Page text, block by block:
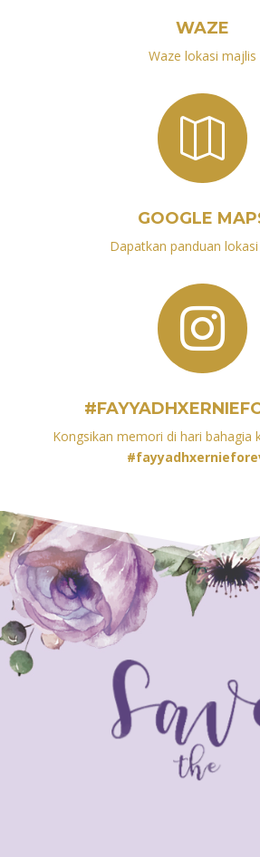
WAZE
Waze lokasi majlis

GOOGLE
Dapatkan panduan

Kongsikan memori di hari bahagia
#